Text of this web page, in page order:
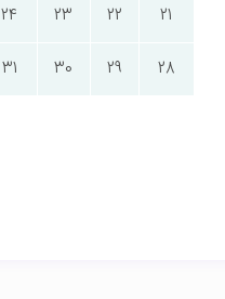
21
22
23
24
28
29
30
31